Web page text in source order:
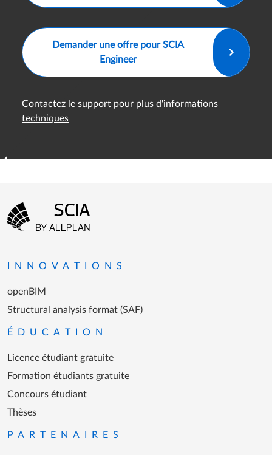
Demander une offre pour SCIA
Engineer
Contactez le support pour plus d'informations
techniques
Menu Pied de page
INNOVATIONS
openBIM
Structural analysis format (SAF)
ÉDUCATION
Licence étudiant gratuite
Formation étudiants gratuite
Concours étudiant
Thèses
PARTENAIRES